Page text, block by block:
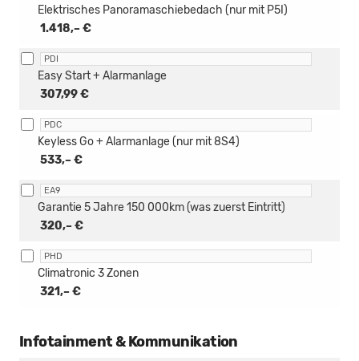
1.418,– €
Elektrisches Panoramaschiebedach (nur mit P5I)
PDI
307,99 €
Easy Start + Alarmanlage
PDC
533,– €
Keyless Go + Alarmanlage (nur mit 8S4)
EA9
320,– €
Garantie 5 Jahre 150 000km (was zuerst Eintritt)
PHD
321,– €
Climatronic 3 Zonen
Infotainment & Kommunikation